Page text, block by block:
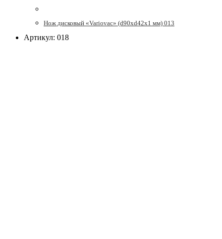
Нож дисковый «Variovac» (d90хd42x1 мм) 013
Артикул: 018